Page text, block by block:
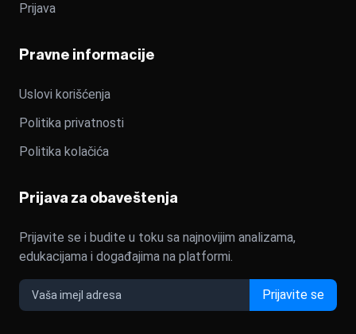
Prijava
Pravne informacije
Uslovi korišćenja
Politika privatnosti
Politika kolačića
Prijava za obaveštenja
Prijavite se i budite u toku sa najnovijim analizama,
edukacijama i događajima na platformi.
Prijavite se